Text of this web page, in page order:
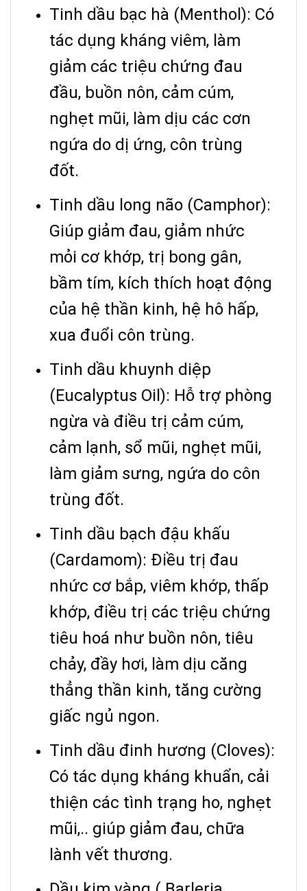
Tinh dầu bạc hà (Menthol): Có
tác dụng kháng viêm, làm
giảm các triệu chứng đau
đầu, buồn nôn, cảm cúm,
nghẹt mũi, làm dịu các cơn
ngứa do dị ứng, côn trùng
đốt.
Tinh dầu long não (Camphor):
Giúp giảm đau, giảm nhức
mỏi cơ khớp, trị bong gân,
bầm tím, kích thích hoạt động
của hệ thần kinh, hệ hô hấp,
xua đuổi côn trùng.
Tinh dầu khuynh diệp
(Eucalyptus Oil): Hỗ trợ phòng
ngừa và điều trị cảm cúm,
cảm lạnh, sổ mũi, nghẹt mũi,
làm giảm sưng, ngứa do côn
trùng đốt.
Tinh dầu bạch đậu khấu
(Cardamom): Điều trị đau
nhức cơ bắp, viêm khớp, thấp
khớp, điều trị các triệu chứng
tiêu hoá như buồn nôn, tiêu
chảy, đầy hơi, làm dịu căng
thẳng thần kinh, tăng cường
giấc ngủ ngon.
Tinh dầu đinh hương (Cloves):
Có tác dụng kháng khuẩn, cải
thiện các tình trạng ho, nghẹt
mũi,.. giúp giảm đau, chữa
lành vết thương.